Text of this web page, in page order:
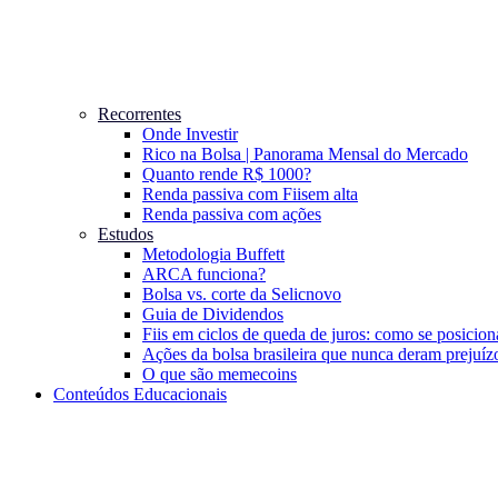
Recorrentes
Onde Investir
Rico na Bolsa | Panorama Mensal do Mercado
Quanto rende R$ 1000?
Renda passiva com Fiisem alta
Renda passiva com ações
Estudos
Metodologia Buffett
ARCA funciona?
Bolsa vs. corte da Selicnovo
Guia de Dividendos
Fiis em ciclos de queda de juros: como se
Ações da bolsa brasileira que nunca deram
O que são memecoins
Conteúdos Educacionais